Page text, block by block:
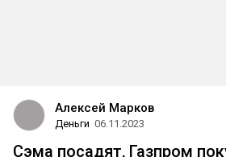
Алексей Марков
Деньги 06.11.2023
Сэма посадят, Газпром